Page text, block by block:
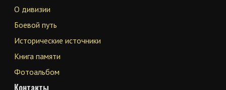
О дивизии
Боевой путь
Исторические источники
Книга памяти
Фотоальбом
Контакты